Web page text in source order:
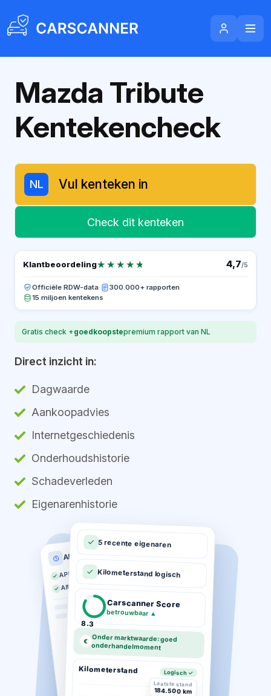
Mazda Tribute
Kentekencheck
NL
Check dit kenteken
Klantbeoordeling★★★★★
★★★★★ 4,7/5
Officiële RDW-data·
300.000+ rapporten
15 miljoen kentekens
Gratis check +goedkoopstepremium rapport van NL
Direct inzicht in:
Dagwaarde
Aankoopadvies
Internetgeschiedenis
Onderhoudshistorie
Schadeverleden
Eigenarenhistorie
APK historie
APK geldig tot 03-2026
Altijd op tijd gekeurd
5 recente eigenaren
Kilometerstand logisch
8.3
Carscanner Score
betrouwbaar ▲
€ Onder marktwaarde: goed
onderhandelmoment
Kilometerstand Logisch ✓
Laatste stand
184.500 km